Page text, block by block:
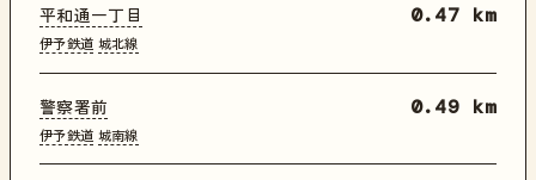
平和通一丁目
伊予鉄道 城北線
0.47 km
警察署前
伊予鉄道 城南線
0.49 km